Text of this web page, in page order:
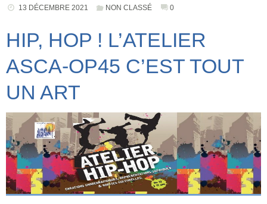
13 DÉCEMBRE 2021 NON CLASSÉ 0
HIP, HOP ! L’ATELIER
ASCA-OP45 C’EST TOUT
UN ART